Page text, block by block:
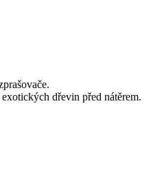
dřevin před nátěrem.